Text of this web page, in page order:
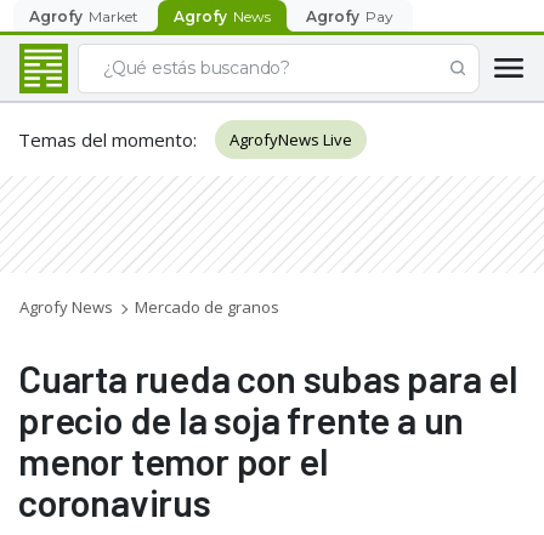
Agrofy Market Agrofy News Agrofy Pay
Temas del momento: AgrofyNews Live
Agrofy News Mercado de granos
Cuarta rueda con subas para el
precio de la soja frente a un
menor temor por el
coronavirus